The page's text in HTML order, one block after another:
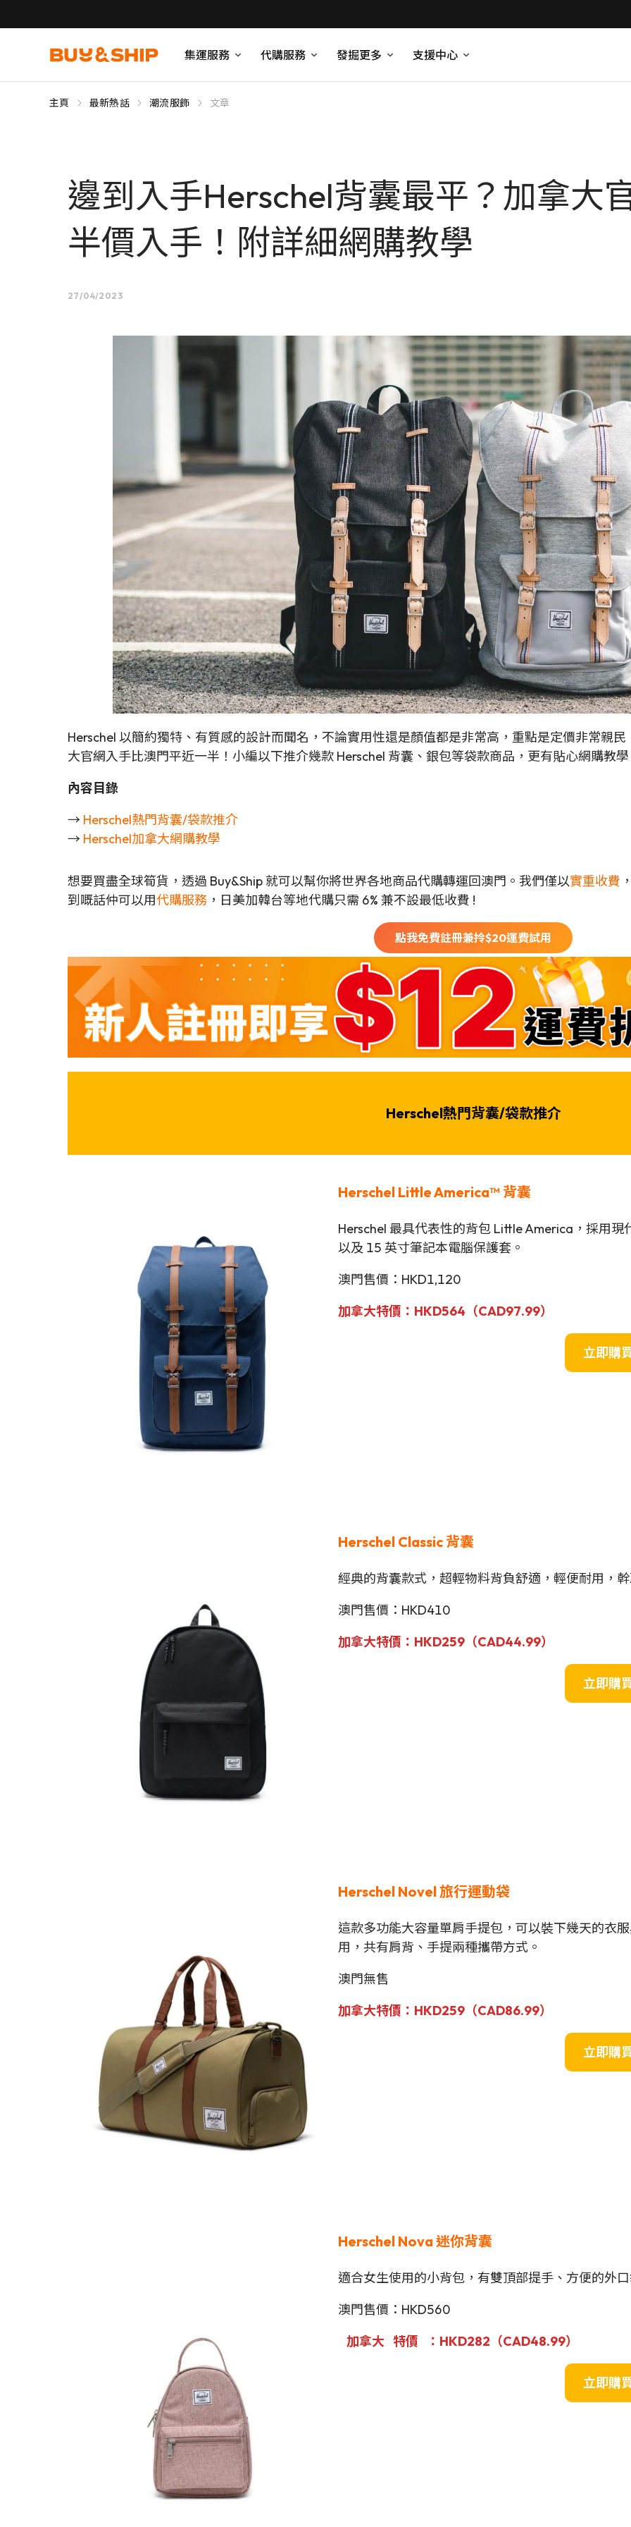
集運服務 代購服務 發掘更多 支援中心
主頁 最新熱話 潮流服飾 文章
邊到入手Herschel背囊最平？加拿大
半價入手！附詳細網購教學
27/04/2023
Herschel 以簡約獨特、有質感的設計而聞名，不論實用性還是顏值都是非常高，重點是定價非常親
大官網入手比澳門平近一半！小編以下推介幾款 Herschel 背囊、銀包等袋款商品，更有貼心網購教
內容目錄
→ Herschel熱門背囊/袋款推介
→ Herschel加拿大網購教學
想要買盡全球筍貨，透過 Buy&Ship 就可以幫你將世界各地商品代購轉運回澳門。我們僅以實重收費
到嘅話仲可以用代購服務 ，日美加韓台等地代購只需 6% 兼不設最低收費 !
點我免費註冊兼拎$20運費試用
Herschel熱門背囊/袋款推介
Herschel Little America™ 背囊
Herschel 最具代表性的背包 Little America，採用
以及 15 英寸筆記本電腦保護套。
澳門售價：HKD1,120
加拿大特價 ：HKD564（CAD97.99）
立即購
Herschel Classic 背囊
經典的背囊款式，超輕物料背負舒適，輕便耐用，
澳門售價：HKD410
加拿大特價 ：HKD259（CAD44.99）
立即購
Herschel Novel 旅行運動袋
這款多功能大容量單肩手提包，可以裝下幾天的衣
用，共有肩背、手提兩種攜帶方式。
澳門無售
加拿大特價 ：HKD259（CAD86.99）
立即購
Herschel Nova迷你背囊
適合女生使用的小背包，有雙頂部提手、方便的外
澳門售價：HKD560
加拿大 特價 ：HKD282（CAD48.99）
立即購